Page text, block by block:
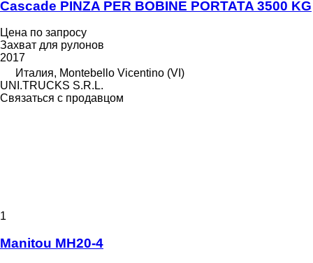
Cascade PINZA PER BOBINE PORTATA 3500 KG
Цена по запросу
Захват для рулонов
2017
Италия, Montebello Vicentino (VI)
UNI.TRUCKS S.R.L.
Связаться с продавцом
1
Manitou MH20-4